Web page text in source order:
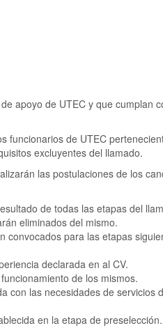
apoyo de UTEC y que cumplan
funcionarios de UTEC
excluyentes del llamado.
las postulaciones de los
de todas las etapas del
eliminados del mismo.
convocados para las etapas
declarada en al CV.
de los mismos.
con las necesidades de servicios
en la etapa de preselección.